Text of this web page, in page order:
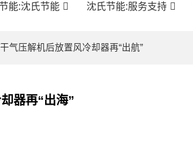
能:沈氏节能 沈氏节能:服务支持
气压解机后放置风冷却器再“出航”
器再“出海”